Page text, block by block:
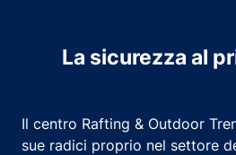
La sicurezza al
Il centro Rafting & Outdoor
sue radici proprio nel settore